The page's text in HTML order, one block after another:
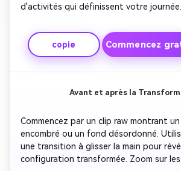
d'activités qui définissent votre
pour améliorer la narration. Montrez des
à la fois calmes et chaotiques – pour
rapprochables. Finissez avec une ligne
sortie drôle.
copie Commencez
Avant et après la
Commencez par un clip raw montrant
encombré ou un fond désordonné.
une transition à glisser la main pour
configuration transformée. Zoom sur